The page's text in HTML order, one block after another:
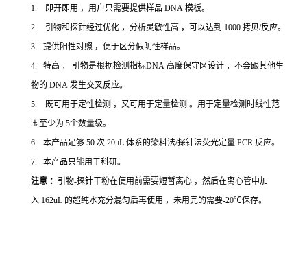
1. 即开即用 ，用户只需要提供样品 DNA 模板。
2. 引物和探针经过优化 ，分析灵敏性高 ，可以达到 1000 拷贝/反应。
3. 提供阳性对照 ，便于区分假阴性样品。
4. 特高 ， 引物是根据检测指标DNA 高度保守区设计 ，不会跟其他生
物的 DNA 发生交叉反应。
5. 既可用于定性检测 ，又可用于定量检测 。用于定量检测时线性范
围至少为 5个数量级。
6. 本产品足够 50 次 20μL 体系的染料法/探针法荧光定量 PCR 反应。
7. 本产品只能用于科研。
注意 ： 引物-探针干粉在使用前需要短暂离心 ，然后在离心管中加
入 162uL 的超纯水充分混匀后再使用 ，未用完的需要-20℃保存。